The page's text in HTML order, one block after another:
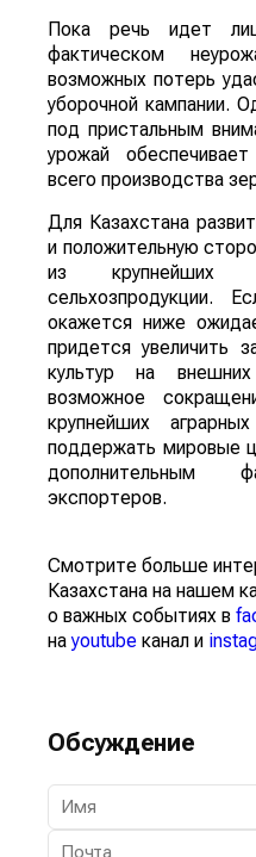
Пока речь идет
фактическом
возможных потерь
уборочной кампании.
под пристальным
урожай
всего производства
Для Казахстана
и положительную
из крупнейших
сельхозпродукции.
окажется ниже
придется увеличить
культур на
возможное
крупнейших
поддержать мировые
экспортеров.
Смотрите больше
Казахстана на нашем
о важных событиях в
наyoutube канал и
Обсуждение